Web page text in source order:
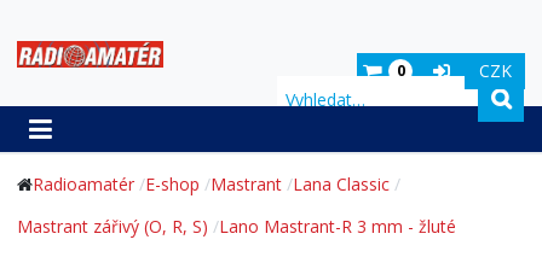
CZK
0
Hledat
Radioamatér E-shop Mastrant Lana Classic
Mastrant zářivý (O, R, S) Lano Mastrant-R 3 mm - žluté